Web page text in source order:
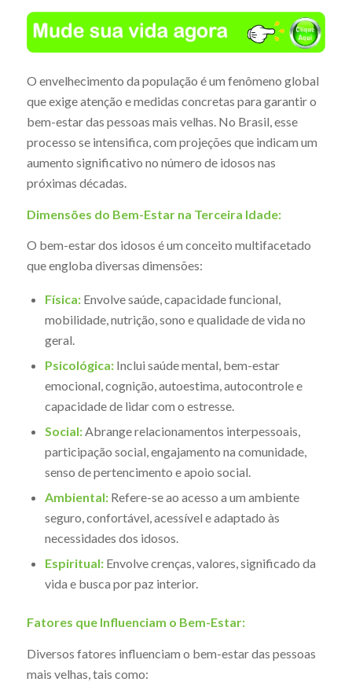
O envelhecimento da população é um fenômeno global
que exige atenção e medidas concretas para garantir o
bem-estar das pessoas mais velhas. No Brasil, esse
processo se intensifica, com projeções que indicam um
aumento significativo no número de idosos nas
próximas décadas.
Dimensões do Bem-Estar na Terceira Idade:
O bem-estar dos idosos é um conceito multifacetado
que engloba diversas dimensões:
Física:Envolve saúde, capacidade funcional,
mobilidade, nutrição, sono e qualidade de vida no
geral.
Psicológica:Inclui saúde mental, bem-estar
emocional, cognição, autoestima, autocontrole e
capacidade de lidar com o estresse.
Social:Abrange relacionamentos interpessoais,
participação social, engajamento na comunidade,
senso de pertencimento e apoio social.
Ambiental:Refere-se ao acesso a um ambiente
seguro, confortável, acessível e adaptado às
necessidades dos idosos.
Espiritual:Envolve crenças, valores, significado da
vida e busca por paz interior.
Fatores que Influenciam o Bem-Estar:
Diversos fatores influenciam o bem-estar das pessoas
mais velhas, tais como: